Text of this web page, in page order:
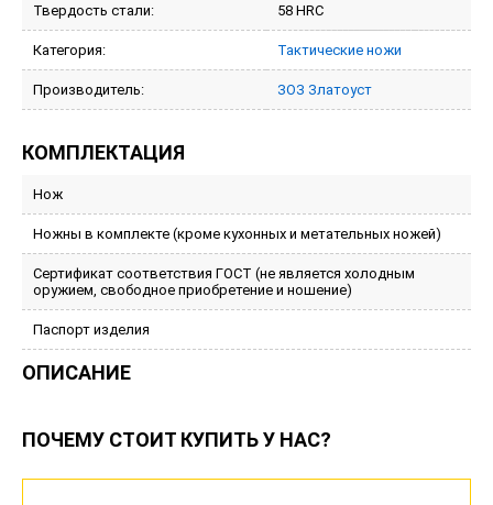
Твердость стали: 58 HRC
Категория: Тактические ножи
Производитель: ЗОЗ Златоуст
КОМПЛЕКТАЦИЯ
Нож
Ножны в комплекте (кроме кухонных и метательных ножей)
Сертификат соответствия ГОСТ (не является холодным
оружием, свободное приобретение и ношение)
Паспорт изделия
ОПИСАНИЕ
ПОЧЕМУ СТОИТ КУПИТЬ У НАС?